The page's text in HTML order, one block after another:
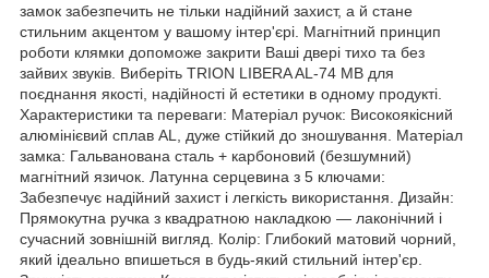
замок забезпечить не тільки надійний захист, а й стане
стильним акцентом у вашому інтер'єрі. Магнітний принцип
роботи клямки допоможе закрити Ваші двері тихо та без
зайвих звуків. Виберіть TRION LIBERA AL-74 MB для
поєднання якості, надійності й естетики в одному продукті.
Характеристики та переваги: Матеріал ручок: Високоякісний
алюмінієвий сплав AL, дуже стійкий до зношування. Матеріал
замка: Гальванована сталь + карбоновий (безшумний)
магнітний язичок. Латунна серцевина з 5 ключами:
Забезпечує надійний захист і легкість використання. Дизайн:
Прямокутна ручка з квадратною накладкою — лаконічний і
сучасний зовнішній вигляд. Колір: Глибокий матовий чорний,
який ідеально впишеться в будь-який стильний інтер'єр.